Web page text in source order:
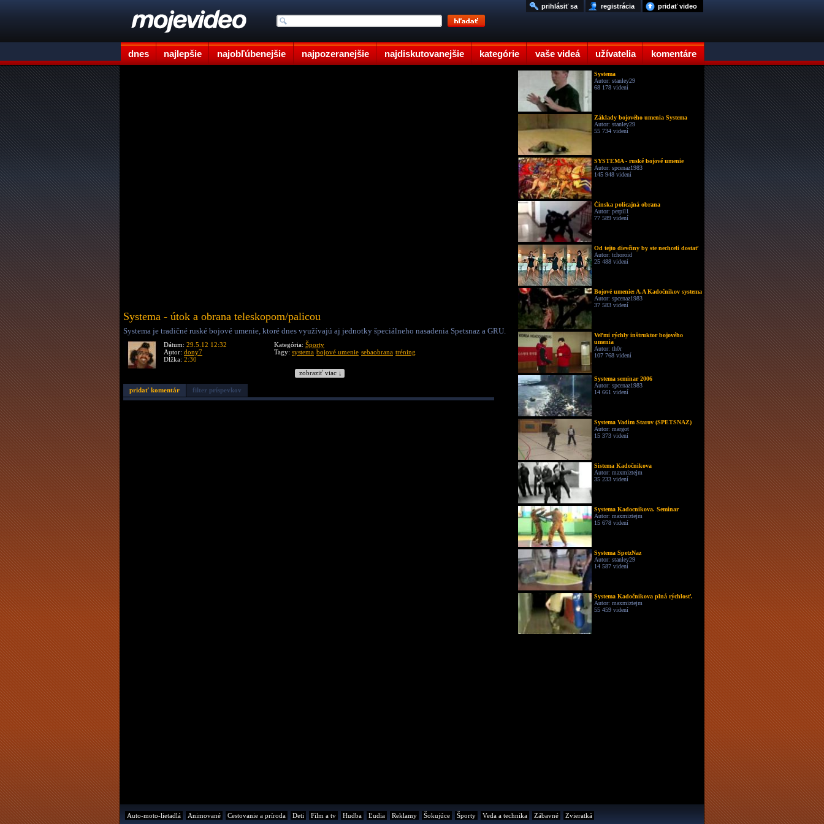
dnes najlepšie najobľúbenejšie najpozeranejšie najdiskutovanejšie kategórie vaše videá užívatelia komentáre
pridať video
registrácia
prihlásiť sa
Systema - útok a obrana teleskopom/palicou
Systema je tradičné ruské bojové umenie, ktoré dnes využívajú aj jednotky špeciálneho nasadenia Spetsnaz a GRU.
Dátum: 29.5.12 12:32
Autor: dony7
Dĺžka: 2:30
Kategória: Športy
Tagy: systema bojové umenie sebaobrana tréning
zobraziť viac ↓
pridať komentár filter príspevkov
Systema
Autor: stanley29
68 178 videní
Základy bojového umenia Systema
Autor: stanley29
55 734 videní
SYSTEMA - ruské bojové umenie
Autor: spcenaz1983
145 948 videní
Čínska policajná obrana
Autor: perpil1
77 589 videní
Od tejto dievčiny by ste nechceli dostať
Autor: tchoroid
25 488 videní
Bojové umenie: A.A Kadočnikov systema
Autor: spcenaz1983
37 583 videní
Veľmi rýchly inštruktor bojového
umenia
Autor: th0r
107 768 videní
Systema seminar 2006
Autor: spcenaz1983
14 661 videní
Systema Vadim Starov (SPETSNAZ)
Autor: margot
15 373 videní
Sistema Kadočnikova
Autor: maxmiztejm
35 233 videní
Systema Kadocnikova. Seminar
Autor: maxmiztejm
15 678 videní
Systema SpetzNaz
Autor: stanley29
14 587 videní
Systema Kadočnikova plná rýchlosť.
Autor: maxmiztejm
55 459 videní
Auto-moto-lietadlá Animované Cestovanie a príroda Deti Film a tv Hudba Ľudia Reklamy Šokujúce Športy Veda a technika Zábavné Zvieratká